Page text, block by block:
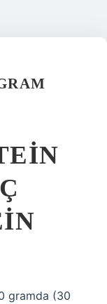
gramda (30